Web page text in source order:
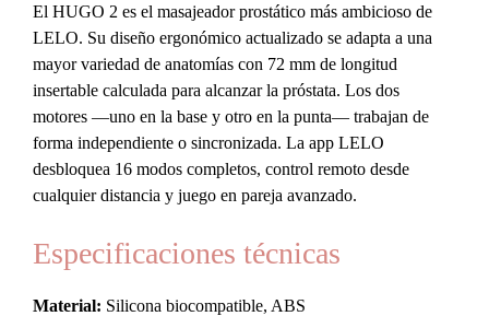
Remoto
Negro
cantidad
El HUGO 2 es el masajeador prostático más ambicioso de
LELO. Su diseño ergonómico actualizado se adapta a una
mayor variedad de anatomías con 72 mm de longitud
insertable calculada para alcanzar la próstata. Los dos
motores —uno en la base y otro en la punta— trabajan de
forma independiente o sincronizada. La app LELO
desbloquea 16 modos completos, control remoto desde
cualquier distancia y juego en pareja avanzado.
Especificaciones técnicas
Material: Silicona biocompatible, ABS